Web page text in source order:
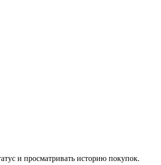
и просматривать историю покупок.